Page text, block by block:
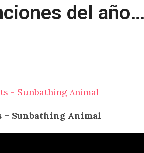
del año…
– Sunbathing Animal